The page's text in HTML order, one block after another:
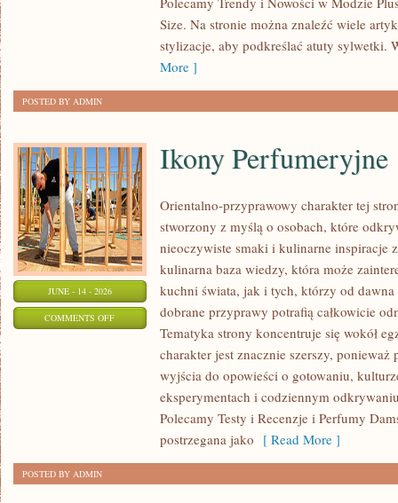
Size. Na stronie można znaleźć wiele
stylizacje, aby podkreślać atuty sylwetki.
More ]
POSTED BY ADMIN
JUNE - 14 - 2026
COMMENTS OFFON
PERFUMERYJNE
Ikony Perfumeryjne
Orientalno-przyprawowy charakter tej
stworzony z myślą o osobach, które
nieoczywiste smaki i kulinarne inspiracje
kulinarna baza wiedzy, która może
kuchni świata, jak i tych, którzy od
dobrane przyprawy potrafią całkowicie
Tematyka strony koncentruje się wokół
charakter jest znacznie szerszy,
wyjścia do opowieści o gotowaniu,
eksperymentach i codziennym
Polecamy Testy i Recenzje i Perfumy
postrzegana jako [ Read More ]
POSTED BY ADMIN